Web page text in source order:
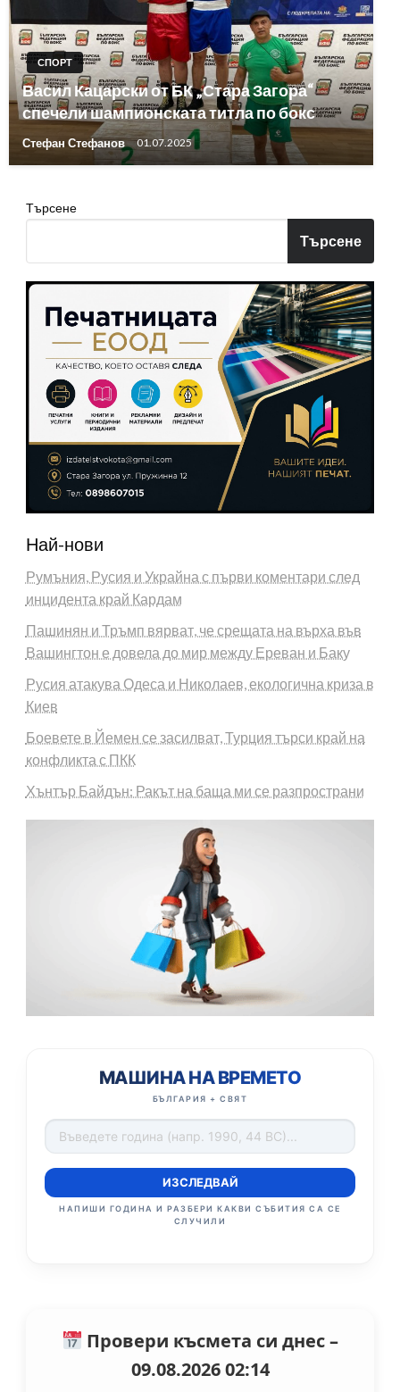
СПОРТ
Васил Кацарски от БК „Стара Загора“
спечели шампионската титла по бокс
Стефан Стефанов 01.07.2025
Търсене
Търсене
Най-нови
Румъния, Русия и Украйна с първи коментари след
инцидента край Кардам
Пашинян и Тръмп вярват, че срещата на върха във
Вашингтон е довела до мир между Ереван и Баку
Русия атакува Одеса и Николаев, екологична криза в
Киев
Боевете в Йемен се засилват, Турция търси край на
конфликта с ПКК
Хънтър Байдън: Ракът на баща ми се разпространи
МАШИНА НА ВРЕМЕТО
БЪЛГАРИЯ + СВЯТ
ИЗСЛЕДВАЙ
НАПИШИ ГОДИНА И РАЗБЕРИ КАКВИ СЪБИТИЯ СА СЕ
СЛУЧИЛИ
Провери късмета си днес –
09.08.2026 02:14